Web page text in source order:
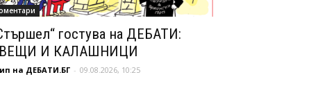
гостува на ДЕБАТИ:
И КАЛАШНИЦИ
на ДЕБАТИ.БГ - 09.08.2026, 10:25